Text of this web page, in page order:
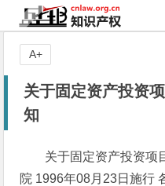
关于固定资产投资
知
关于固定资产投资项
院 1996年08月23日施行
A+